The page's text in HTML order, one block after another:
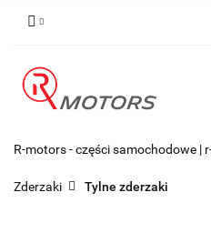
R-motors - części samochodowe |
Zderzaki Tylne zderzaki